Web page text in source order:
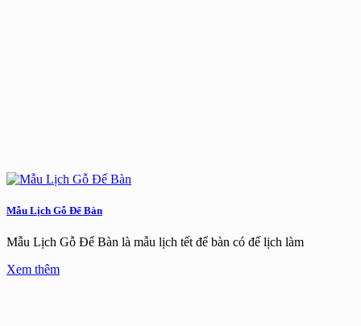
Mẫu Lịch Gỗ Để Bàn
Mẫu Lịch Gỗ Để Bàn là mẫu lịch tết để bàn có đế lịch làm
Xem thêm